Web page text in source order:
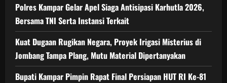
Polres Kampar Gelar Apel Siaga Antisipasi Karhutla 2026,
Bersama TNI Serta Instansi Terkait
Kuat Dugaan Rugikan Negara, ​Proyek Irigasi Misterius di
Jombang Tampa Plang, Mutu Material Dipertanyakan
Bupati Kampar Pimpin Rapat Final Persiapan HUT RI Ke-81